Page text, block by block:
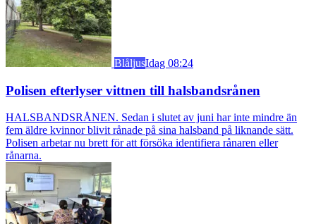
BlåljusIdag 08:24
Polisen efterlyser vittnen till halsbandsrånen
HALSBANDSRÅNEN. Sedan i slutet av juni har inte mindre än
fem äldre kvinnor blivit rånade på sina halsband på liknande sätt.
Polisen arbetar nu brett för att försöka identifiera rånaren eller
rånarna.